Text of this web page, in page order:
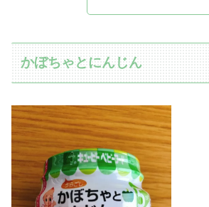
かぼちゃとにんじん